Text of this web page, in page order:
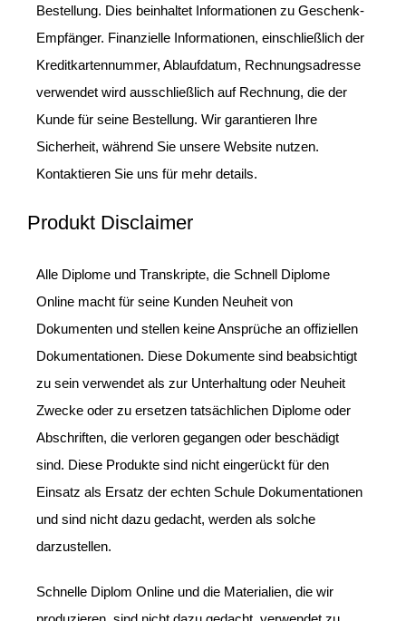
Bestellung. Dies beinhaltet Informationen zu Geschenk-
Empfänger. Finanzielle Informationen, einschließlich der
Kreditkartennummer, Ablaufdatum, Rechnungsadresse
verwendet wird ausschließlich auf Rechnung, die der
Kunde für seine Bestellung. Wir garantieren Ihre
Sicherheit, während Sie unsere Website nutzen.
Kontaktieren Sie uns für mehr details.
Produkt Disclaimer
Alle Diplome und Transkripte, die Schnell Diplome
Online macht für seine Kunden Neuheit von
Dokumenten und stellen keine Ansprüche an offiziellen
Dokumentationen. Diese Dokumente sind beabsichtigt
zu sein verwendet als zur Unterhaltung oder Neuheit
Zwecke oder zu ersetzen tatsächlichen Diplome oder
Abschriften, die verloren gegangen oder beschädigt
sind. Diese Produkte sind nicht eingerückt für den
Einsatz als Ersatz der echten Schule Dokumentationen
und sind nicht dazu gedacht, werden als solche
darzustellen.
Schnelle Diplom Online und die Materialien, die wir